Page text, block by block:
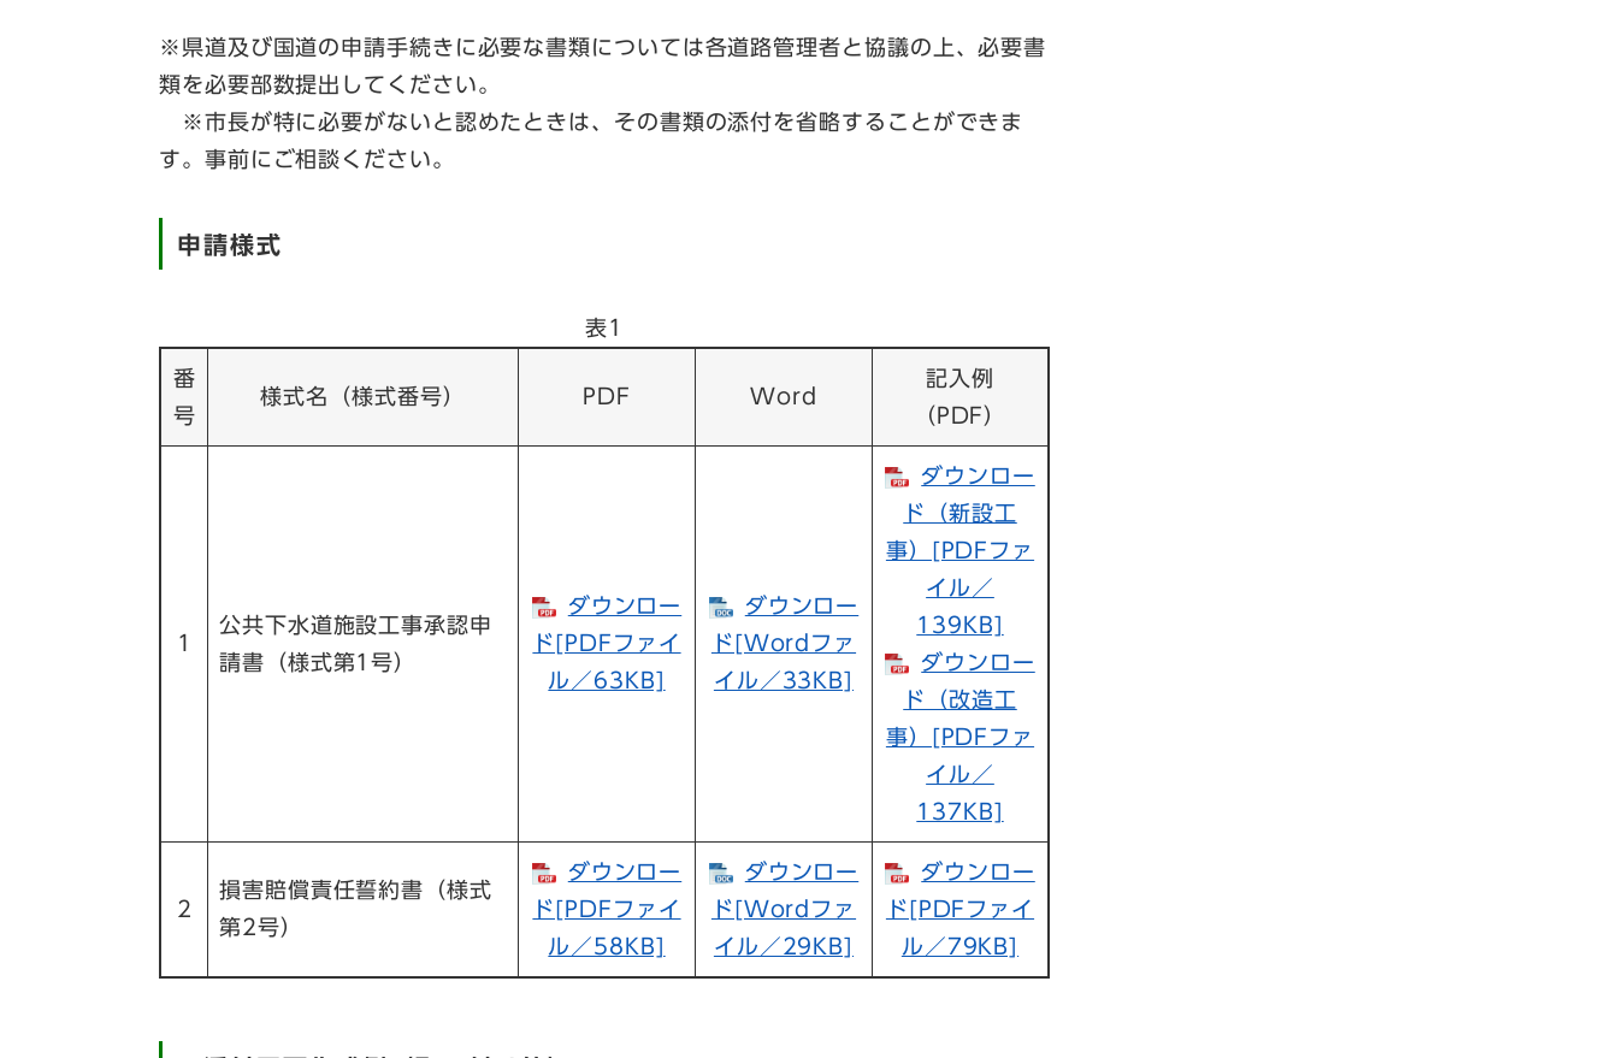
※県道及び国道の申請手続きに必要な書類については各道路管理者と協議の上、必要書
類を必要部数提出してください。
※市長が特に必要がないと認めたときは、その書類の添付を省略することができま
す。事前にご相談ください。
申請様式
表1
番
号
様式名（様式番号） PDF Word
記入例
（PDF）
1
公共下水道施設工事承認申
請書（様式第1号）
ダウンロー
ド[PDFファイ
ル／63KB]
ダウンロー
ド[Wordファ
イル／33KB]
ダウンロー
ド（新設工
事）[PDFファ
イル／
139KB]
ダウンロー
ド（改造工
事）[PDFファ
イル／
137KB]
2
損害賠償責任誓約書（様式
第2号）
ダウンロー
ド[PDFファイ
ル／58KB]
ダウンロー
ド[Wordファ
イル／29KB]
ダウンロー
ド[PDFファイ
ル／79KB]